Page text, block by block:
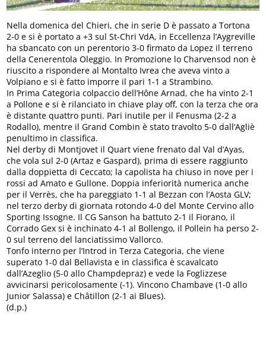
Nella domenica del Chieri, che in serie D è passato a Tortona
2-0 e si è portato a +3 sul St-Chri VdA, in Eccellenza l’Aygreville
ha sbancato con un perentorio 3-0 firmato da Lopez il terreno
della Cenerentola Oleggio. In Promozione lo Charvensod non è
riuscito a rispondere al Montalto Ivrea che aveva vinto a
Volpiano e si è fatto imporre il pari 1-1 a Strambino.
In Prima Categoria colpaccio dell’Hône Arnad, che ha vinto 2-1
a Pollone e si è rilanciato in chiave play off, con la terza che ora
è distante quattro punti. Pari inutile per il Fenusma (2-2 a
Rodallo), mentre il Grand Combin è stato travolto 5-0 dall’Agliè
penultimo in classifica.
Nel derby di Montjovet il Quart viene frenato dal Val d’Ayas,
che vola sul 2-0 (Artaz e Gaspard), prima di essere raggiunto
dalla doppietta di Ceccato; la capolista ha chiuso in nove per i
rossi ad Amato e Gullone. Doppia inferiorità numerica anche
per il Verrès, che ha pareggiato 1-1 al Bezzan con l’Aosta GLV;
nel terzo derby di giornata rotondo 4-0 del Monte Cervino allo
Sporting Issogne. Il CG Sanson ha battuto 2-1 il Fiorano, il
Corrado Gex si è inchinato 4-1 al Bollengo, il Pollein ha perso 2-
0 sul terreno del lanciatissimo Vallorco.
Tonfo interno per l’Introd in Terza Categoria, che viene
superato 1-0 dal Bellavista e in classifica è scavalcato
dall’Azeglio (5-0 allo Champdepraz) e vede la Foglizzese
avvicinarsi pericolosamente (-1). Vincono Chambave (1-0 allo
Junior Salassa) e Châtillon (2-1 ai Blues).
(d.p.)